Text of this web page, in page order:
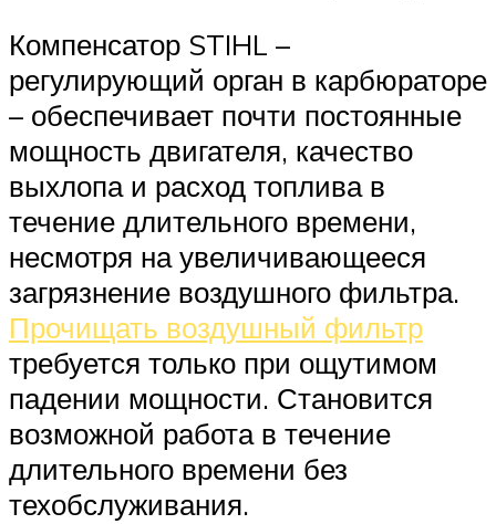
Компенсатор STIHL –
регулирующий орган в карбюраторе
– обеспечивает почти постоянные
мощность двигателя, качество
выхлопа и расход топлива в
течение длительного времени,
несмотря на увеличивающееся
загрязнение воздушного фильтра.
Прочищать воздушный фильтр
требуется только при ощутимом
падении мощности. Становится
возможной работа в течение
длительного времени без
техобслуживания.